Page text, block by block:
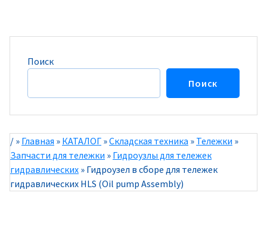
Поиск
Поиск
/ » Главная » КАТАЛОГ »Складская техника » Тележки »
Запчасти для тележки » Гидроузлы для тележек
гидравлических » Гидроузел в сборе для тележек
гидравлических HLS (Oil pump Assembly)